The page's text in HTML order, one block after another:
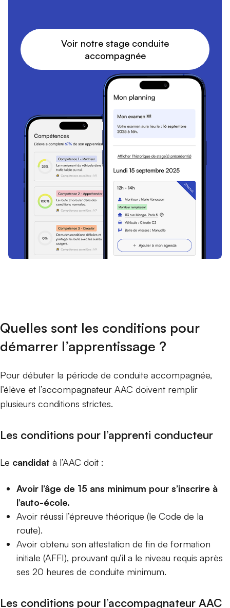
Voir notre stage conduite
accompagnée
Quelles sont les conditions pour
démarrer l’apprentissage ?
Pour débuter la période de conduite accompagnée,
l’élève et l’accompagnateur AAC doivent remplir
plusieurs conditions strictes.
Les conditions pour l’apprenti conducteur
Le candidat à l’AAC doit :
Avoir l’âge de 15 ans minimum pour s’inscrire à
l’auto-école.
Avoir réussi l’épreuve théorique (le Code de la
route).
Avoir obtenu son attestation de fin de formation
initiale (AFFI), prouvant qu’il a le niveau requis après
ses 20 heures de conduite minimum.
Les conditions pour l’accompagnateur AAC